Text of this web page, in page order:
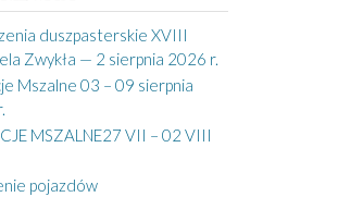
duszpasterskie XVIII
Zwykła — 2 sierpnia 2026 r.
Mszalne 03 – 09 sierpnia
MSZALNE27 VII – 02 VIII
pojazdów